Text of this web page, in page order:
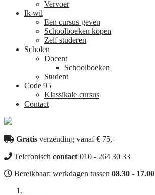
Vervoer
Ik wil
Een cursus geven
Schoolboeken kopen
Zelf studeren
Scholen
Docent
Schoolboeken
Student
Code 95
Klassikale cursus
Contact
Gratis verzending vanaf € 75,-
Telefonisch contact 010 - 264 30 33
Bereikbaar: werkdagen tussen 08.30 - 17.00